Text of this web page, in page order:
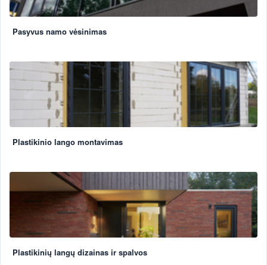
Pasyvus namo vėsinimas
Plastikinio lango montavimas
Plastikinių langų dizainas ir spalvos